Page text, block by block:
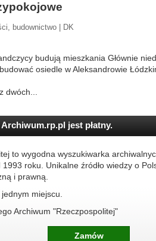
budownictwo | DK
budują mieszkania Głównie
osiedle w Aleksandrowie
dwóch...
jest płatny.
to wygodna wyszukiwarka
1993 roku. Unikalne źródło wiedzy o
i prawną.
miejscu.
Archiwum "Rzeczpospolitej"
Zamów